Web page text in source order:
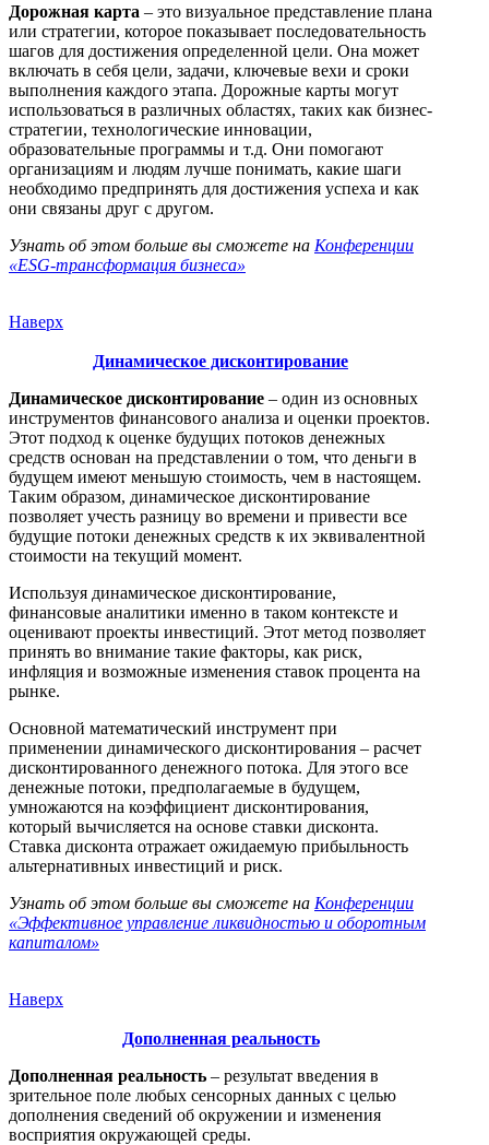
Дорожная карта – это визуальное представление плана
или стратегии, которое показывает последовательность
шагов для достижения определенной цели. Она может
включать в себя цели, задачи, ключевые вехи и сроки
выполнения каждого этапа. Дорожные карты могут
использоваться в различных областях, таких как бизнес-
стратегии, технологические инновации,
образовательные программы и т.д. Они помогают
организациям и людям лучше понимать, какие шаги
необходимо предпринять для достижения успеха и как
они связаны друг с другом.
Узнать об этом больше вы сможете на Конференции
«ESG-трансформация бизнеса»
Наверх
Динамическое дисконтирование
Динамическое дисконтирование – один из основных
инструментов финансового анализа и оценки проектов.
Этот подход к оценке будущих потоков денежных
средств основан на представлении о том, что деньги в
будущем имеют меньшую стоимость, чем в настоящем.
Таким образом, динамическое дисконтирование
позволяет учесть разницу во времени и привести все
будущие потоки денежных средств к их эквивалентной
стоимости на текущий момент.
Используя динамическое дисконтирование,
финансовые аналитики именно в таком контексте и
оценивают проекты инвестиций. Этот метод позволяет
принять во внимание такие факторы, как риск,
инфляция и возможные изменения ставок процента на
рынке.
Основной математический инструмент при
применении динамического дисконтирования – расчет
дисконтированного денежного потока. Для этого все
денежные потоки, предполагаемые в будущем,
умножаются на коэффициент дисконтирования,
который вычисляется на основе ставки дисконта.
Ставка дисконта отражает ожидаемую прибыльность
альтернативных инвестиций и риск.
Узнать об этом больше вы сможете на Конференции
«Эффективное управление ликвидностью и оборотным
капиталом»
Наверх
Дополненная реальность
Дополненная реальность – результат введения в
зрительное поле любых сенсорных данных с целью
дополнения сведений об окружении и изменения
восприятия окружающей среды.